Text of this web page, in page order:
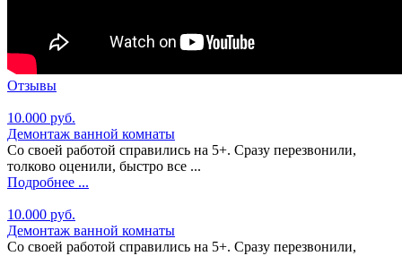
Отзывы
10.000 руб.
Демонтаж ванной комнаты
Со своей работой справились на 5+. Сразу перезвонили,
толково оценили, быстро все ...
Подробнее ...
10.000 руб.
Демонтаж ванной комнаты
Со своей работой справились на 5+. Сразу перезвонили,